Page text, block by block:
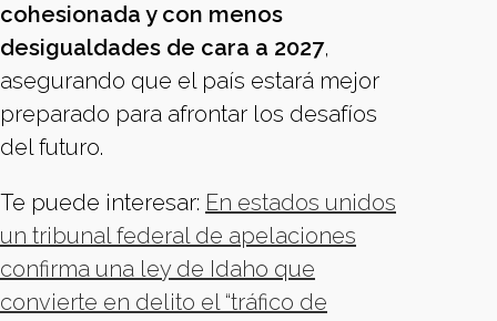
cohesionada y con menos
desigualdades de cara a 2027,
asegurando que el país estará mejor
preparado para afrontar los desafíos
del futuro.
Te puede interesar: En estados unidos
un tribunal federal de apelaciones
confirma una ley de Idaho que
convierte en delito el “tráfico de